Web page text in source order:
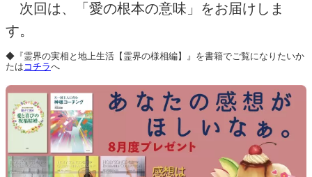
次回は、「愛の根本の意味 」をお届けしま
す。
◆『霊界の実相と地上生活【霊界の様相編】 』を書籍でご覧になりたいか
たは コチラへ